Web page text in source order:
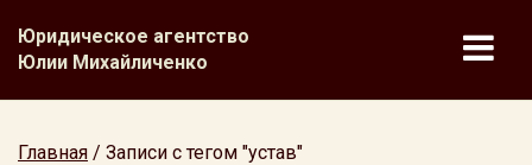
Юридическое агентство
Юлии Михайличенко
Главная / Записи с тегом "устав"